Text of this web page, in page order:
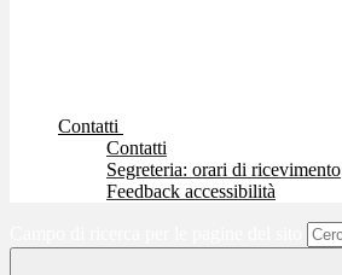
Contatti
Contatti
Segreteria: orari di ricevimento
Feedback accessibilità